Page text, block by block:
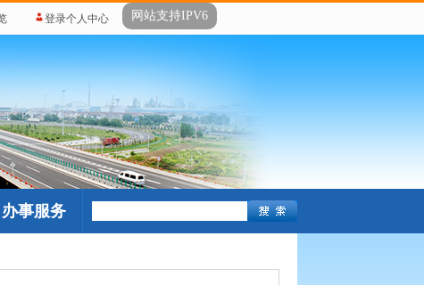
登录个人中心 网站支持IPV6
办事服务